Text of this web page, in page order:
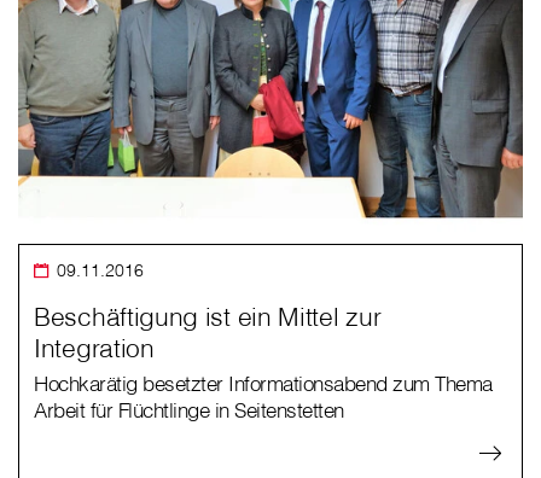
09.11.2016
Beschäftigung ist ein Mittel zur
Integration
Hochkarätig besetzter Informationsabend zum Thema
Arbeit für Flüchtlinge in Seitenstetten